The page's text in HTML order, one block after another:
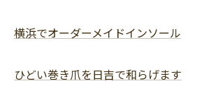
横浜でオーダーメイドインソール
ひどい巻き爪を日吉で和らげます